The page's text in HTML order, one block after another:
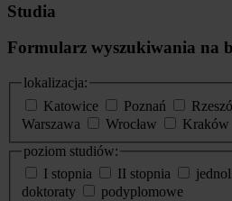
Studia
Formularz wyszukiwania na
lokalizacja:
Katowice
Poznań
Warszawa
Wrocław
Kraków
poziom studiów:
I stopnia
II stopnia
doktoraty
podyplomowe